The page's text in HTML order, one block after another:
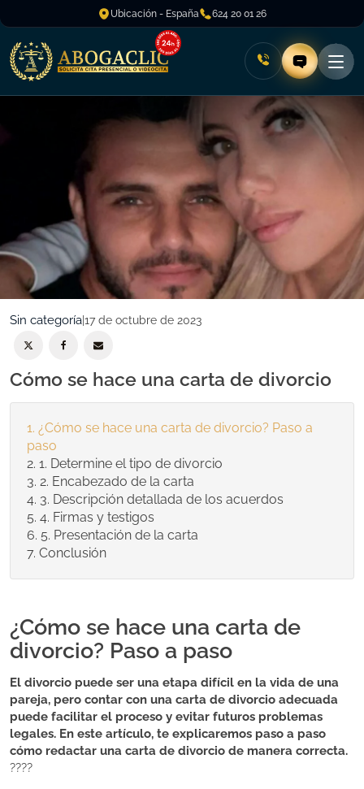
Ubicación - España 624 20 01 26
Sin categoría17 de octubre de 2023
Cómo se hace una carta de divorcio
¿Cómo se hace una carta de divorcio? Paso a
paso
1. Determine el tipo de divorcio
2. Encabezado de la carta
3. Descripción detallada de los acuerdos
4. Firmas y testigos
5. Presentación de la carta
Conclusión
¿Cómo se hace una carta de
divorcio? Paso a paso
El divorcio puede ser una etapa difícil en la vida de una
pareja, pero contar con una carta de divorcio adecuada
puede facilitar el proceso y evitar futuros problemas
legales. En este artículo, te explicaremos paso a paso
cómo redactar una carta de divorcio de manera correcta.
????